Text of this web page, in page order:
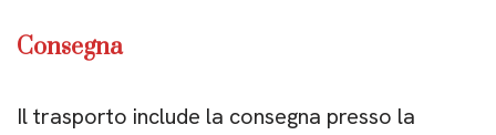
Consegna
Il trasporto include la consegna presso la